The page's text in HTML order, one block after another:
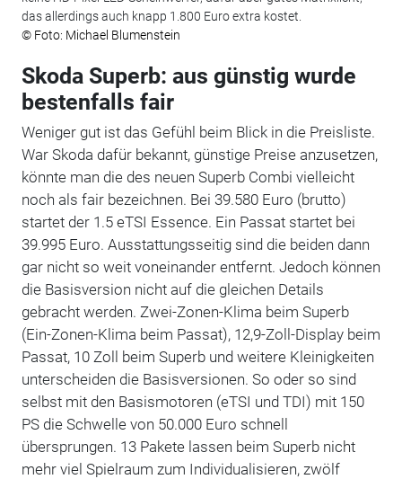
das allerdings auch knapp 1.800 Euro extra kostet.
© Foto: Michael Blumenstein
Skoda Superb: aus günstig wurde
bestenfalls fair
Weniger gut ist das Gefühl beim Blick in die Preisliste.
War Skoda dafür bekannt, günstige Preise anzusetzen,
könnte man die des neuen Superb Combi vielleicht
noch als fair bezeichnen. Bei 39.580 Euro (brutto)
startet der 1.5 eTSI Essence. Ein Passat startet bei
39.995 Euro. Ausstattungsseitig sind die beiden dann
gar nicht so weit voneinander entfernt. Jedoch können
die Basisversion nicht auf die gleichen Details
gebracht werden. Zwei-Zonen-Klima beim Superb
(Ein-Zonen-Klima beim Passat), 12,9-Zoll-Display beim
Passat, 10 Zoll beim Superb und weitere Kleinigkeiten
unterscheiden die Basisversionen. So oder so sind
selbst mit den Basismotoren (eTSI und TDI) mit 150
PS die Schwelle von 50.000 Euro schnell
übersprungen. 13 Pakete lassen beim Superb nicht
mehr viel Spielraum zum Individualisieren, zwölf